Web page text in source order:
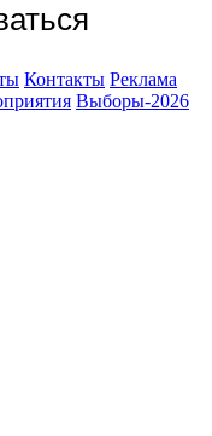
Контакты Реклама
Выборы-2026